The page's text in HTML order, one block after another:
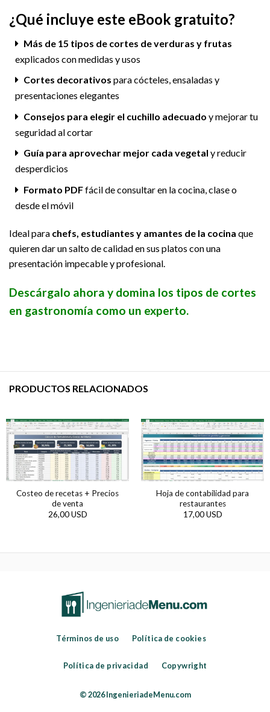
¿Qué incluye este eBook gratuito?
Más de 15 tipos de cortes de verduras y frutas
explicados con medidas y usos
Cortes decorativos para cócteles, ensaladas y
presentaciones elegantes
Consejos para elegir el cuchillo adecuado y mejorar tu
seguridad al cortar
Guía para aprovechar mejor cada vegetal y reducir
desperdicios
Formato PDFfácil de consultar en la cocina, clase o
desde el móvil
Ideal para chefs, estudiantes y amantes de la cocina que
quieren dar un salto de calidad en sus platos con una
presentación impecable y profesional.
Descárgalo ahora y domina los tipos de cortes
en gastronomía como un experto.
PRODUCTOS RELACIONADOS
Costeo de recetas + Precios
de venta
26,00 USD
Hoja de contabilidad para
restaurantes
17,00 USD
Términos de uso Política de cookies
Política de privacidad Copywright
© 2026 IngenieriadeMenu.com